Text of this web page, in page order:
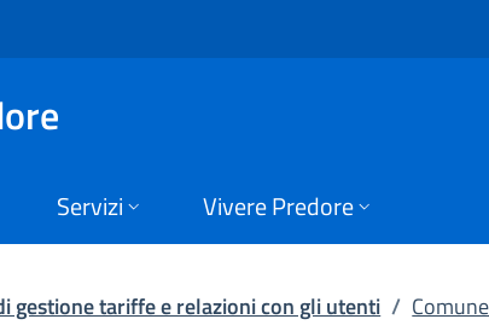
Servizio di
Servizi Vivere Predore
gestione tariffe e relazioni con gli utenti /